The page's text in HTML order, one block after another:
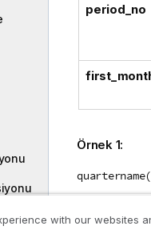
period_no
Örnek 1:
with our websites